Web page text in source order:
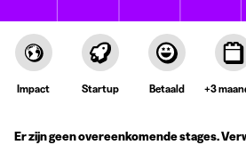
Impact Startup Betaald +3
Er zijn geen overeenkomende stages.